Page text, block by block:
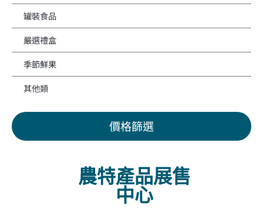
罐裝食品
嚴選禮盒
季節鮮果
其他類
價格篩選
農特產品展售
中心